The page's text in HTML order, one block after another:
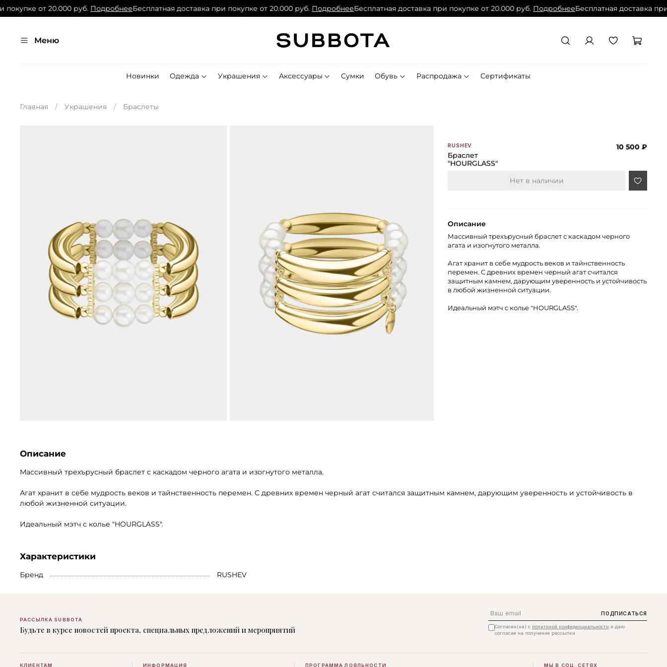
от 20.000 руб.ПодробнееБесплатная доставка при покупке от 20.000 руб.ПодробнееБесплатная доставка при покупке от 20.000 руб.ПодробнееБесплатная доставка
Меню
Новинки Одежда Украшения Аксессуары Сумки Обувь Распродажа Сертификаты
Главная Украшения Браслеты
RUSHEV
Браслет
"HOURGLASS"
10 500 ₽
Нет в наличии
Описание
Массивный трехърусный браслет с каскадом черного
агата и изогнутого металла.
Агат хранит в себе мудрость веков и тайнственность
перемен. С древних времен черный агат считался
защитным камнем, дарующим уверенность и устойчивость
в любой жизненной ситуации.
Идеальный мэтч с колье "HOURGLASS".
Описание
Массивный трехърусный браслет с каскадом черного агата и изогнутого металла.
Агат хранит в себе мудрость веков и тайнственность перемен. С древних времен черный агат считался защитным камнем, дарующим уверенность и устойчивость в
любой жизненной ситуации.
Идеальный мэтч с колье "HOURGLASS".
Характеристики
Бренд RUSHEV
РАССЫЛКА SUBBOTA
Будьте в курсе новостей проекта, специальных предложений и мероприятий
Email ПОДПИСАТЬСЯ
Согласен(на) с политикой конфиденциальности и даю
согласие на получение рассылки
КЛИЕНТАМ ИНФОРМАЦИЯ ПРОГРАММА ЛОЯЛЬНОСТИ МЫ В СОЦ. СЕТЯХ